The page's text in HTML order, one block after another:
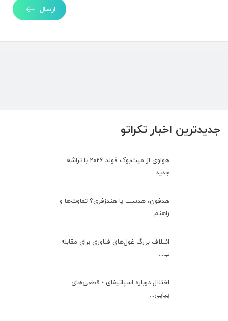
جدیدترین اخبار تکراتو
هواوی از میت‌بوک فولد 2026 با تراشه
جدید...
هدفون، هدست یا هندزفری؟ تفاوت‌ها و
راهنم...
ائتلاف بزرگ غول‌های فناوری برای مقابله
ب...
اختلال دوباره اسپاتیفای ؛ قطعی‌های
پیاپی...
ارسال